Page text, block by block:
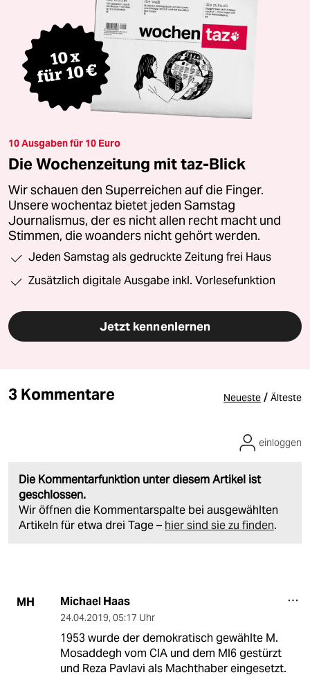
10 Ausgaben für 10 Euro
Die Wochenzeitung mit taz-Blick
Wir schauen den Superreichen auf die Finger.
Unsere wochentaz bietet jeden Samstag
Journalismus, der es nicht allen recht macht und
Stimmen, die woanders nicht gehört werden.
Jeden Samstag als gedruckte Zeitung frei Haus
Zusätzlich digitale Ausgabe inkl. Vorlesefunktion
Jetzt kennenlernen
3 Kommentare Neueste / Älteste
Die Kommentarfunktion unter diesem Artikel ist
geschlossen.
Wir öffnen die Kommentarspalte bei ausgewählten
Artikeln für etwa drei Tage – hier sind sie zu finden.
einloggen
MH Michael Haas
24.04.2019, 05:17 Uhr
1953 wurde der demokratisch gewählte M.
Mosaddegh vom CIA und dem MI6 gestürzt
und Reza Pavlavi als Machthaber eingesetzt.